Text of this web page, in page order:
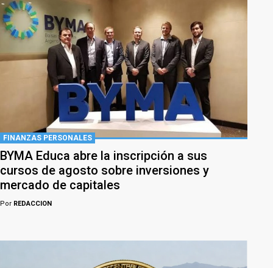
FINANZAS PERSONALES
BYMA Educa abre la inscripción a sus
cursos de agosto sobre inversiones y
mercado de capitales
Por REDACCION